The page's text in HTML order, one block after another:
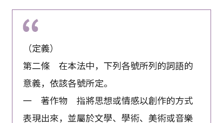
（定義）
第二條 在本法中，下列各號所列的詞語的
意義，依該各號所定。
一 著作物 指將思想或情感以創作的方式
表現出來，並屬於文學、學術、美術或音樂